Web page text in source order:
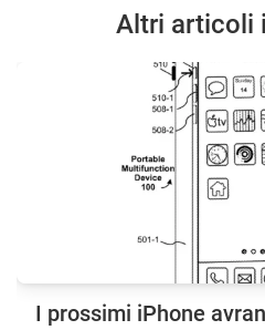
Altri articoli
I prossimi iPhone